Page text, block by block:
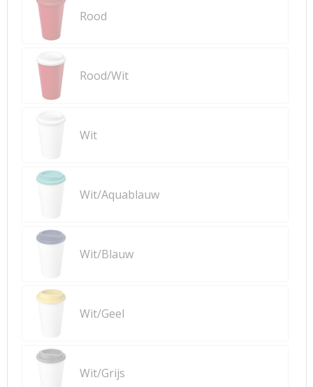
Rood
Rood/Wit
Wit
Wit/Aquablauw
Wit/Blauw
Wit/Geel
Wit/Grijs